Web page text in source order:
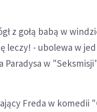
z gołą babą w
leczy! - ubolewa w
Paradysa w
Freda w komedii